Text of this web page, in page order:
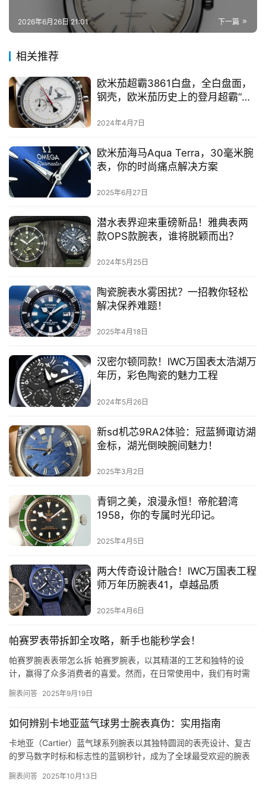
下一篇
2026年6月26日 21:01
相关推荐
欧米茄超霸3861白盘，全白盘面，
钢壳，欧米茄历史上的登月超霸“阿
2024年4月7日
欧米茄海马Aqua Terra，30毫米腕
表，你的时尚痛点解决方案
2025年6月27日
潜水表界迎来重磅新品！雅典表两
款OPS款腕表，谁将脱颖而出？
2024年5月25日
陶瓷腕表水雾困扰？一招教你轻松
解决保养难题！
2025年4月18日
汉密尔顿同款！IWC万国表太浩湖万
年历，彩色陶瓷的魅力工程
2024年5月26日
新sd机芯9RA2体验：冠蓝狮诹访湖
金标，湖光倒映腕间魅力！
2025年3月2日
青铜之美，浪漫永恒！帝舵碧湾
1958，你的专属时光印记。
2025年4月5日
两大传奇设计融合！IWC万国表工程
师万年历腕表41，卓越品质
2025年4月6日
帕赛罗表带拆卸全攻略，新手也能秒学会！
帕赛罗腕表表带怎么拆 帕赛罗腕表，以其精湛的工艺和独特的设
计，赢得了众多消费者的喜爱。然而，在日常使用中，我们有时需
带怎么…
腕表问答 2025年9月19日
如何辨别卡地亚蓝气球男士腕表真伪：实用指南
卡地亚（Cartier）蓝气球系列腕表以其独特圆润的表壳设计、复古
的罗马数字时标和标志性的蓝钢秒针，成为了全球最受欢迎的腕表
腕表问答 2025年10月13日